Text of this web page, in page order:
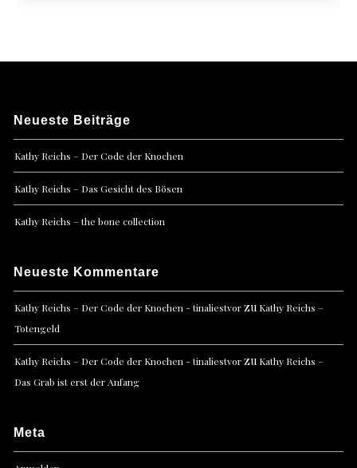
Neueste Beiträge
Kathy Reichs – Der Code der Knochen
Kathy Reichs – Das Gesicht des Bösen
Kathy Reichs – the bone collection
Neueste Kommentare
Kathy Reichs – Der Code der Knochen - tinaliestvorzu Kathy Reichs –
Totengeld
Kathy Reichs – Der Code der Knochen - tinaliestvorzu Kathy Reichs –
Das Grab ist erst der Anfang
Meta